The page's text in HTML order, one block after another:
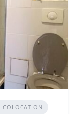
COLOCATION